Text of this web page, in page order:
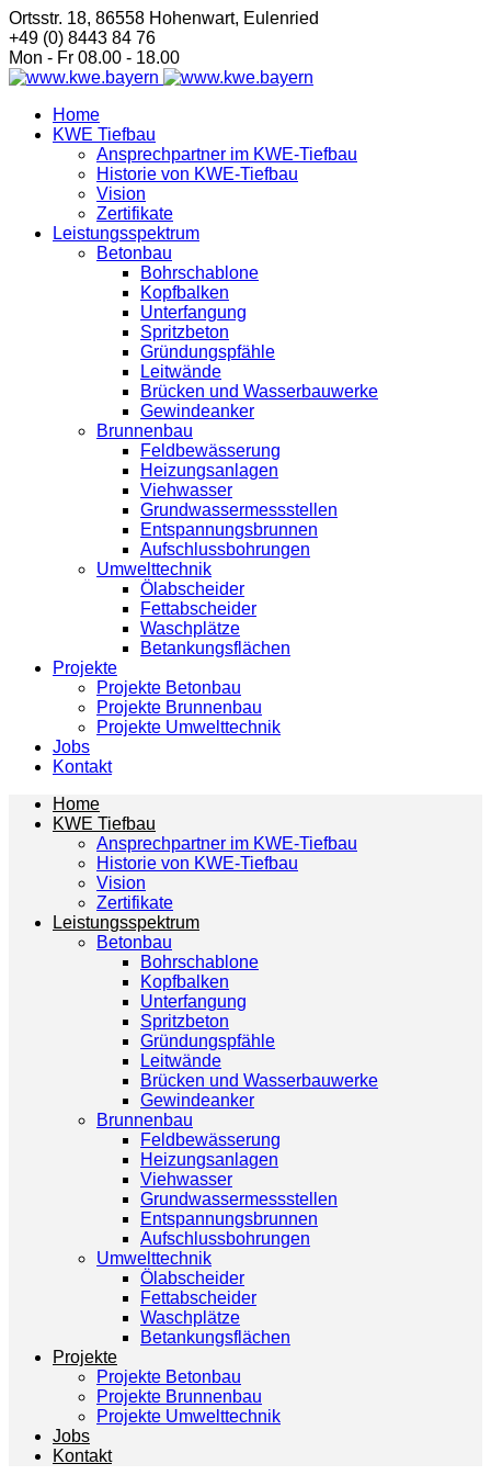
Ortsstr. 18, 86558 Hohenwart, Eulenried
+49 (0) 8443 84 76
Mon - Fr 08.00 - 18.00
Home
KWE Tiefbau
Ansprechpartner im KWE-Tiefbau
Historie von KWE-Tiefbau
Vision
Zertifikate
Leistungsspektrum
Betonbau
Bohrschablone
Kopfbalken
Unterfangung
Spritzbeton
Gründungspfähle
Leitwände
Brücken und Wasserbauwerke
Gewindeanker
Brunnenbau
Feldbewässerung
Heizungsanlagen
Viehwasser
Grundwassermessstellen
Entspannungsbrunnen
Aufschlussbohrungen
Umwelttechnik
Ölabscheider
Fettabscheider
Waschplätze
Betankungsflächen
Projekte
Projekte Betonbau
Projekte Brunnenbau
Projekte Umwelttechnik
Jobs
Kontakt
Home
KWE Tiefbau
Ansprechpartner im KWE-Tiefbau
Historie von KWE-Tiefbau
Vision
Zertifikate
Leistungsspektrum
Betonbau
Bohrschablone
Kopfbalken
Unterfangung
Spritzbeton
Gründungspfähle
Leitwände
Brücken und Wasserbauwerke
Gewindeanker
Brunnenbau
Feldbewässerung
Heizungsanlagen
Viehwasser
Grundwassermessstellen
Entspannungsbrunnen
Aufschlussbohrungen
Umwelttechnik
Ölabscheider
Fettabscheider
Waschplätze
Betankungsflächen
Projekte
Projekte Betonbau
Projekte Brunnenbau
Projekte Umwelttechnik
Jobs
Kontakt